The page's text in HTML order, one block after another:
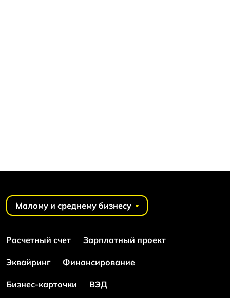
Малому и среднему бизнесу
Расчетный счет Зарплатный проект
Эквайринг Финансирование
Бизнес-карточки ВЭД